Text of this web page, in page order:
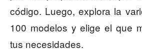
código. Luego, explora la
100 modelos y elige el que
tus necesidades.